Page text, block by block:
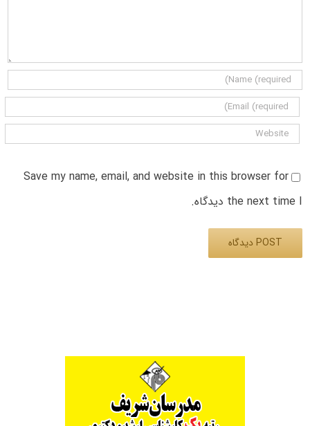
Save my name, email, and website in this browser for
the next time I دیدگاه.